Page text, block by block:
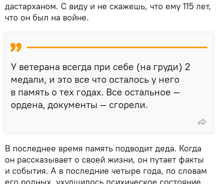
дастарханом. С виду и не скажешь, что ему 115 лет,
что он был на войне.
У ветерана всегда при себе (на груди) 2
медали, и это все что осталось у него
в память о тех годах. Все остальное —
ордена, документы — сгорели.
В последнее время память подводит деда. Когда
он рассказывает о своей жизни, он путает факты
и события. А в последние четыре года, по словам